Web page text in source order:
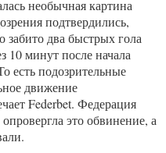
необычная картина
подтвердились,
забито два быстрых гола
10 минут после начала
есть подозрительные
движение
Federbet. Федерация
это обвинение, а